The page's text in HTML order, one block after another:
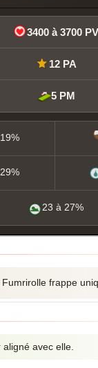
3400 à 3700 PV
12 PA
5 PM
23 à 27%
Fumrirolle frappe
avec elle.